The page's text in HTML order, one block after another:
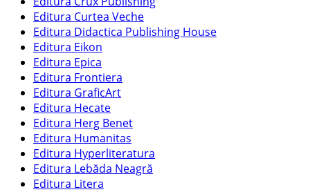
Editura Curtea Veche
Editura Didactica Publishing House
Editura Eikon
Editura Epica
Editura Frontiera
Editura GraficArt
Editura Hecate
Editura Herg Benet
Editura Humanitas
Editura Hyperliteratura
Editura Lebăda Neagră
Editura Litera